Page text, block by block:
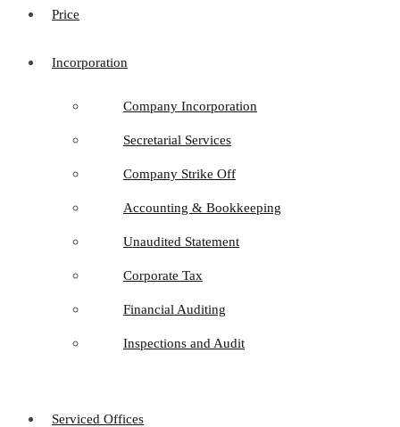
Price
Incorporation
Company Incorporation
Secretarial Services
Company Strike Off
Accounting & Bookkeeping
Unaudited Statement
Corporate Tax
Financial Auditing
Inspections and Audit
Serviced Offices